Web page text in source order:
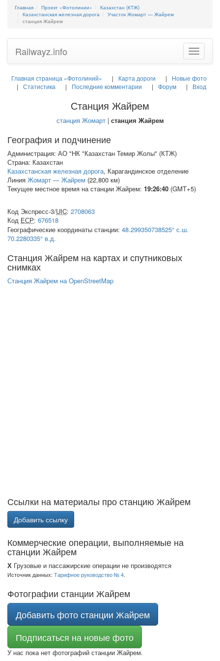
Главная Проект «Фотолинии»
Казахстан (КТЖ)
Казахстанская железная дорога
Участок Жомарт — Жайрем
станция Жайрем
Toggle
Railwayz.info
Главная страница «Фотолиний» Карта дороги
Новые фото
Статистика
Последние комментарии Форум Вход
Станция Жайрем
станция Жомарт| станция Жайрем
География и подчинение
Администрация: АО "НК "Казахстан Темир Жолы" (КТЖ)
Страна: Казахстан
Казахстанская железная дорога, Карагандинское отделение
Линия Жомарт — Жайрем (22,800 км)
Текущее местное время на станции Жайрем: 19:26:40 (GMT+5)
Код Экспресс-3/UIC: 2708063
Код ЕСР: 676518
Географические координаты станции: 48.299350738525° с.ш.
70.2280335° в.д.
Станция Жайрем на картах и спутниковых
снимках
Станция Жайрем на OpenStreetMap
Ссылки на материалы про станцию Жайрем
Добавить ссылку
Коммерческие операции, выполняемые на
станции Жайрем
Х Грузовые и пассажирские операции не производятся
Источник данных: Тарифное руководство № 4.
Фотографии станции Жайрем
Добавить фото станции Жайрем
Подписаться на новые фото
У нас пока нет фотографий станции Жайрем.